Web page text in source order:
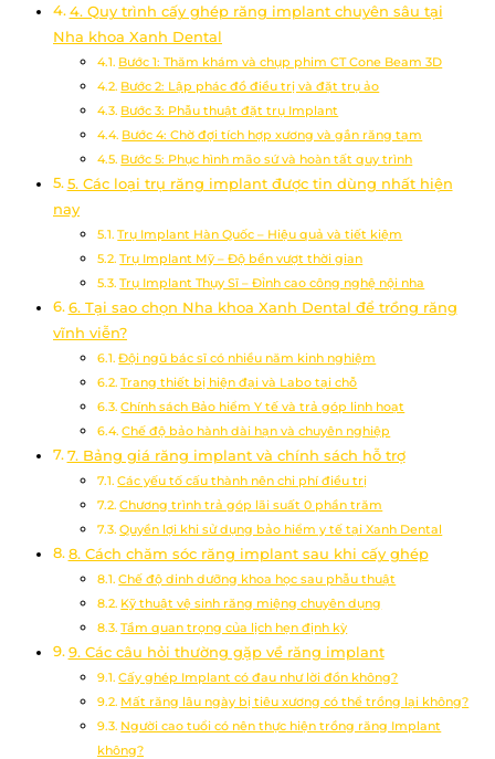
4. Quy trình cấy ghép răng implant chuyên sâu tại
Nha khoa Xanh Dental
Bước 1: Thăm khám và chụp phim CT Cone Beam 3D
Bước 2: Lập phác đồ điều trị và đặt trụ ảo
Bước 3: Phẫu thuật đặt trụ Implant
Bước 4: Chờ đợi tích hợp xương và gắn răng tạm
Bước 5: Phục hình mão sứ và hoàn tất quy trình
5. Các loại trụ răng implant được tin dùng nhất hiện
nay
Trụ Implant Hàn Quốc – Hiệu quả và tiết kiệm
Trụ Implant Mỹ – Độ bền vượt thời gian
Trụ Implant Thụy Sĩ – Đỉnh cao công nghệ nội nha
6. Tại sao chọn Nha khoa Xanh Dental để trồng răng
vĩnh viễn?
Đội ngũ bác sĩ có nhiều năm kinh nghiệm
Trang thiết bị hiện đại và Labo tại chỗ
Chính sách Bảo hiểm Y tế và trả góp linh hoạt
Chế độ bảo hành dài hạn và chuyên nghiệp
7. Bảng giá răng implant và chính sách hỗ trợ
Các yếu tố cấu thành nên chi phí điều trị
Chương trình trả góp lãi suất 0 phần trăm
Quyền lợi khi sử dụng bảo hiểm y tế tại Xanh Dental
8. Cách chăm sóc răng implant sau khi cấy ghép
Chế độ dinh dưỡng khoa học sau phẫu thuật
Kỹ thuật vệ sinh răng miệng chuyên dụng
Tầm quan trọng của lịch hẹn định kỳ
9. Các câu hỏi thường gặp về răng implant
Cấy ghép Implant có đau như lời đồn không?
Mất răng lâu ngày bị tiêu xương có thể trồng lại không?
Người cao tuổi có nên thực hiện trồng răng Implant
không?